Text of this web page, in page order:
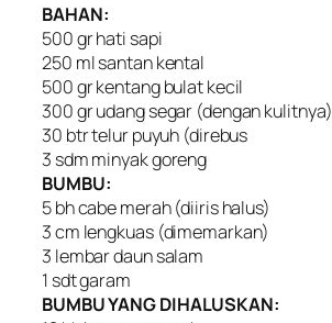
BAHAN:
500 gr hati sapi
250 ml santan kental
500 gr kentang bulat kecil
300 gr udang segar (dengan kulitnya)
30 btr telur puyuh (direbus
3 sdm minyak goreng
BUMBU:
5 bh cabe merah (diiris halus)
3 cm lengkuas (dimemarkan)
3 lembar daun salam
1 sdt garam
BUMBU YANG DIHALUSKAN: